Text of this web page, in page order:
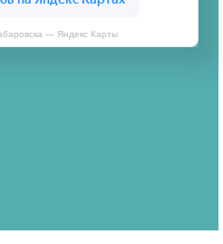
— Яндекс Карты